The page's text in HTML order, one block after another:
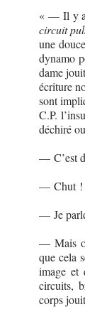
« — Il y a
circuit
une
dynamo
dame
écriture
sont
C.P.
déchiré
— C’est
— Chut !
— Je
— Mais
que cela
image et
circuits,
corps